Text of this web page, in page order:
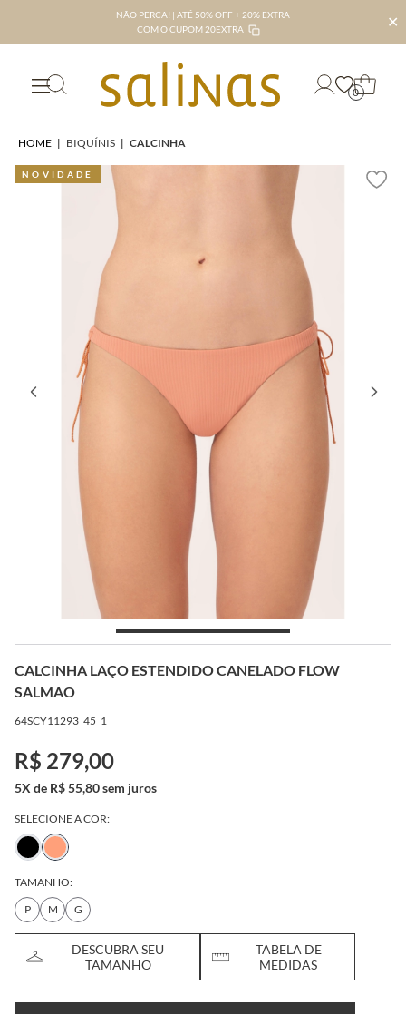
NÃO PERCA! | ATÉ 50% OFF + 20% EXTRA
COM O CUPOM 20EXTRA ✕
0
HOME | BIQUÍNIS | CALCINHA
NOVIDADE
CALCINHA LAÇO ESTENDIDO CANELADO FLOW
SALMAO
64SCY11293_45_1
R$ 279,00
5X de R$ 55,80 sem juros
SELECIONE A COR:
TAMANHO:
P
M G
DESCUBRA SEU
TAMANHO
TABELA DE
MEDIDAS